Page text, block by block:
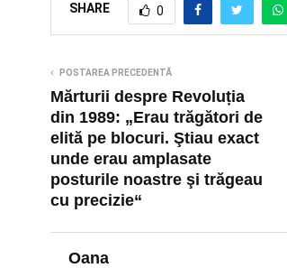
SHARE 0
POSTAREA PRECEDENTĂ
Mărturii despre Revoluția
din 1989: „Erau trăgători de
elită pe blocuri. Ştiau exact
unde erau amplasate
posturile noastre şi trăgeau
cu precizie“
Oana